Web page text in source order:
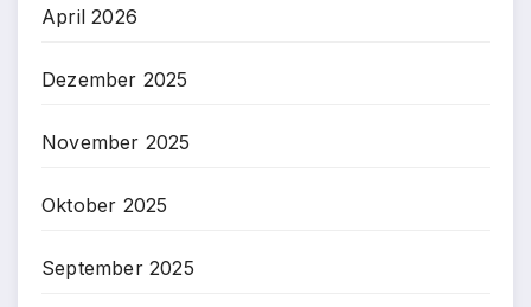
April 2026
Dezember 2025
November 2025
Oktober 2025
September 2025